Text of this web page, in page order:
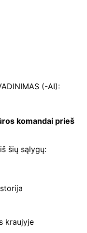
(-AI):
komandai prieš
šių sąlygų:
kraujyje